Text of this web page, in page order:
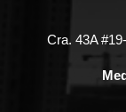
Cra. 43A